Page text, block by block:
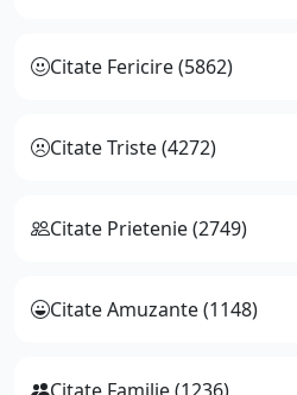
Citate Fericire (5862)
Citate Triste (4272)
Citate Prietenie (2749)
Citate Amuzante (1148)
Citate Familie (1236)